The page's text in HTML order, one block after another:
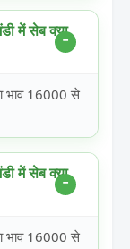
में सेब क्या
भाव 16000 से
में सेब क्या
भाव 16000 से